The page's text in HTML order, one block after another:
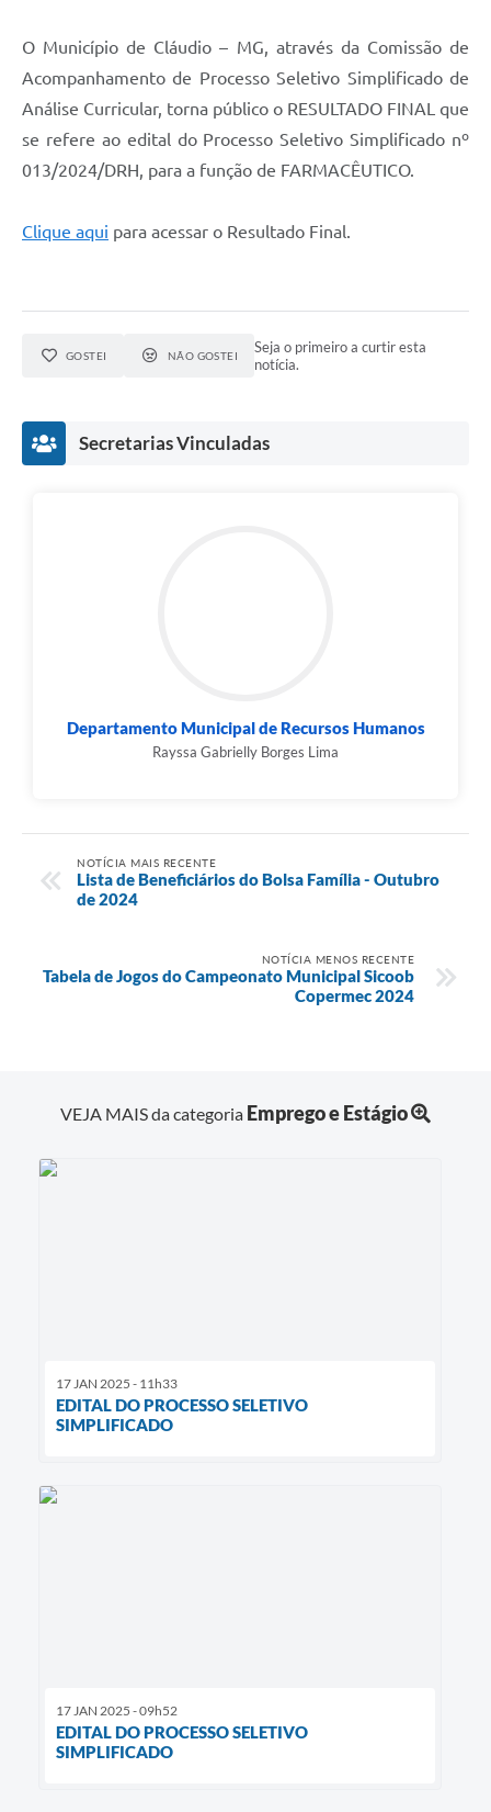
O Município de Cláudio – MG, através da Comissão de
Acompanhamento de Processo Seletivo Simplificado de
Análise Curricular, torna público o RESULTADO FINAL que
se refere ao edital do Processo Seletivo Simplificado nº
013/2024/DRH, para a função de FARMACÊUTICO.
Clique aqui para acessar o Resultado Final.
GOSTEI NÃO GOSTEI
Seja o primeiro a curtir esta
notícia.
Secretarias Vinculadas
Departamento Municipal de Recursos Humanos
Rayssa Gabrielly Borges Lima
NOTÍCIA MAIS RECENTE
Lista de Beneficiários do Bolsa Família - Outubro
de 2024
NOTÍCIA MENOS RECENTE
Tabela de Jogos do Campeonato Municipal Sicoob
Copermec 2024
VEJA MAIS da categoria Emprego e Estágio
17 JAN 2025 - 11h33
EDITAL DO PROCESSO SELETIVO
SIMPLIFICADO
17 JAN 2025 - 09h52
EDITAL DO PROCESSO SELETIVO
SIMPLIFICADO